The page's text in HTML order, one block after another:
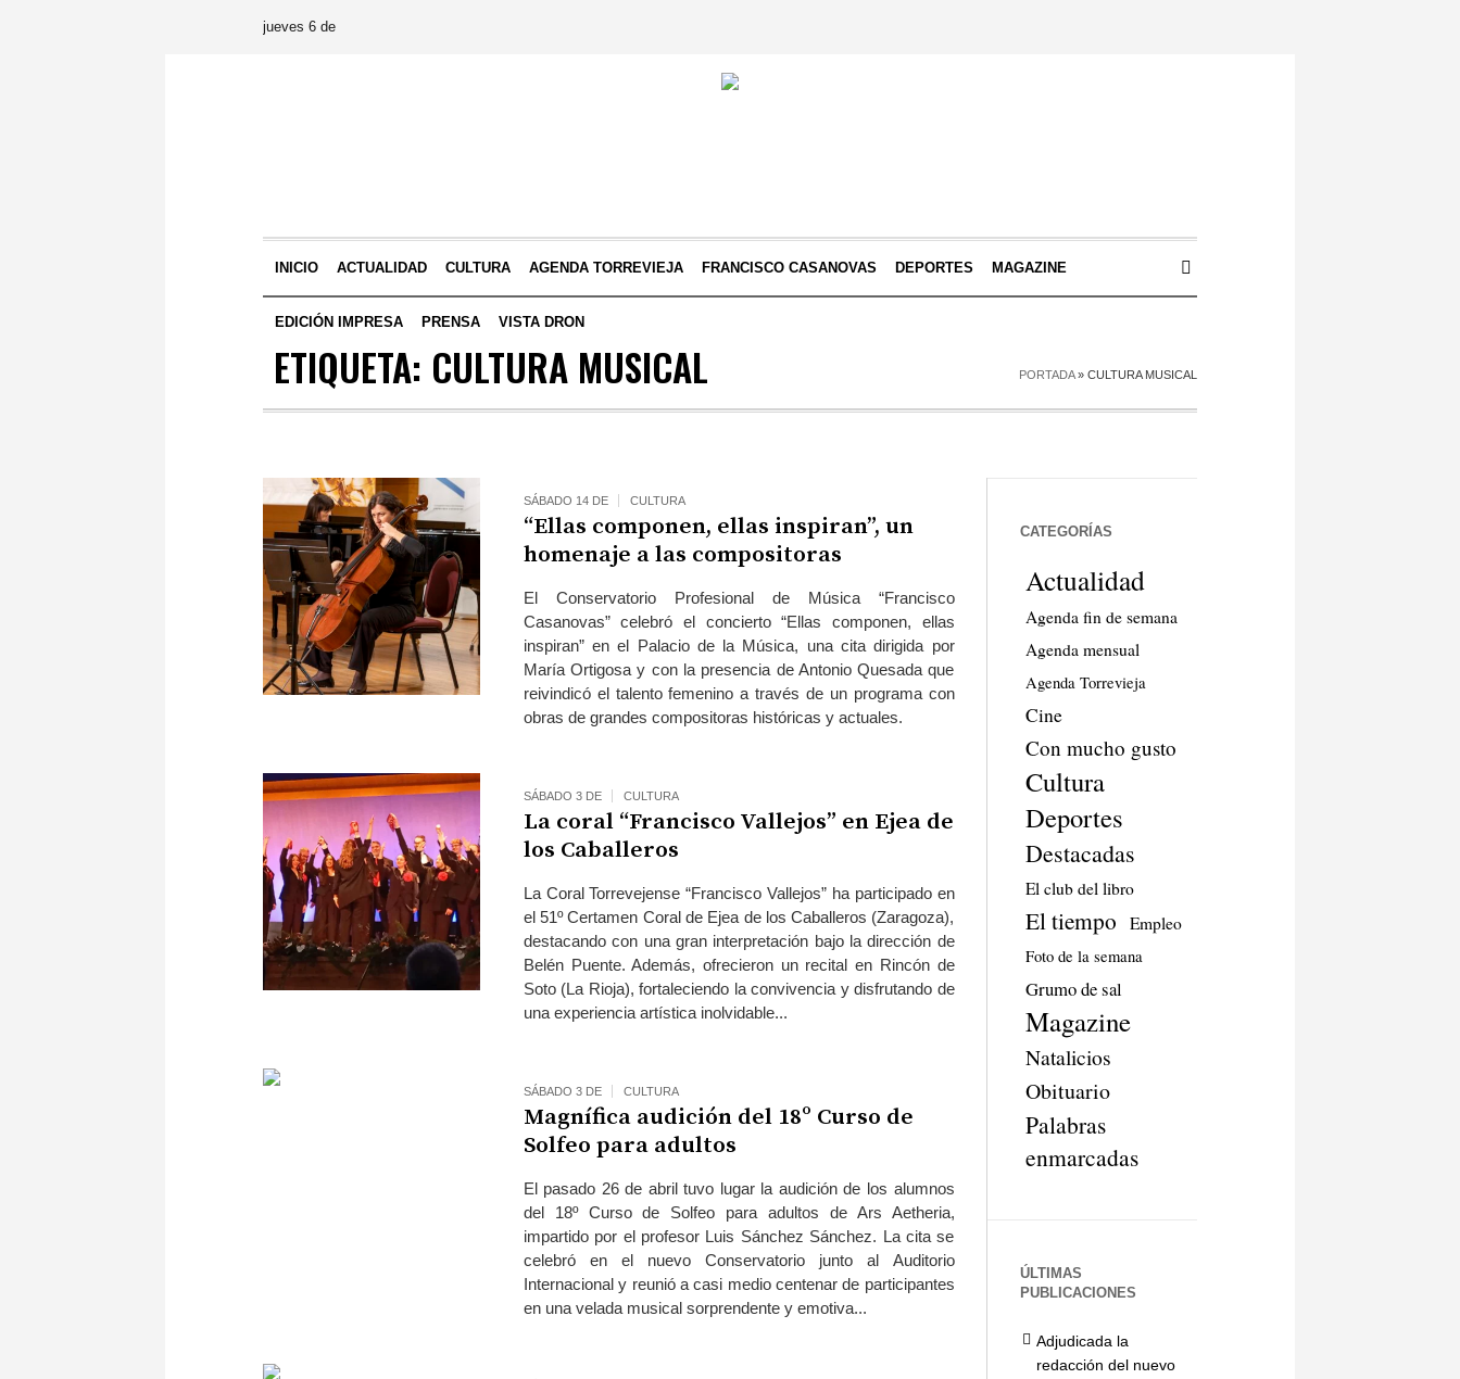
jueves 6 de
INICIO ACTUALIDAD CULTURA AGENDA TORREVIEJA FRANCISCO CASANOVAS DEPORTES MAGAZINE
EDICIÓN IMPRESA PRENSA VISTA DRON
ETIQUETA: CULTURA MUSICAL PORTADA» CULTURA MUSICAL
SÁBADO 14 DE CULTURA
“Ellas componen, ellas inspiran”, un
homenaje a las compositoras
El Conservatorio Profesional de Música “Francisco
Casanovas” celebró el concierto “Ellas componen, ellas
inspiran” en el Palacio de la Música, una cita dirigida por
María Ortigosa y con la presencia de Antonio Quesada que
reivindicó el talento femenino a través de un programa con
obras de grandes compositoras históricas y actuales.
SÁBADO 3 DE CULTURA
La coral “Francisco Vallejos” en Ejea de
los Caballeros
La Coral Torrevejense “Francisco Vallejos” ha participado en
el 51º Certamen Coral de Ejea de los Caballeros (Zaragoza),
destacando con una gran interpretación bajo la dirección de
Belén Puente. Además, ofrecieron un recital en Rincón de
Soto (La Rioja), fortaleciendo la convivencia y disfrutando de
una experiencia artística inolvidable...
SÁBADO 3 DE CULTURA
Magnífica audición del 18º Curso de
Solfeo para adultos
El pasado 26 de abril tuvo lugar la audición de los alumnos
del 18º Curso de Solfeo para adultos de Ars Aetheria,
impartido por el profesor Luis Sánchez Sánchez. La cita se
celebró en el nuevo Conservatorio junto al Auditorio
Internacional y reunió a casi medio centenar de participantes
en una velada musical sorprendente y emotiva...
CATEGORÍAS
Actualidad
Agenda fin de semana
Agenda mensual
Agenda Torrevieja
Cine
Con mucho gusto
Cultura
Deportes
Destacadas
El club del libro
El tiempo Empleo
Foto de la semana
Grumo de sal
Magazine
Natalicios
Obituario
Palabras
enmarcadas
ÚLTIMAS
PUBLICACIONES
Adjudicada la
redacción del nuevo